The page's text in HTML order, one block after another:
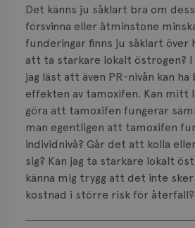
Det känns ju såklart bra om
försvinna eller åtminstone
funderingar finns ju såklart
att ta starkare lokalt östrogen?
jag läst att även PR-nivån kan
effekten av tamoxifen. Kan mitt
göra att tamoxifen fungerar
man egentligen att tamoxifen
individnivå? Går det att kolla
sig? Kan jag ta starkare lokalt
känna mig trygg att det inte
kostnad i större risk för återfall?
Visa svar
Strålning
Vätska